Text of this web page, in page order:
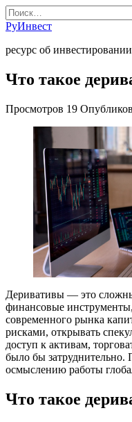
Перейти
к
содержанию
Search
for:
РуИнвест
ресурс об инвестировании
Что такое
Просмотров 19
Деривативы — это
финансовые
современного рынка
рисками, открывать
доступ к активам,
было бы
осмыслению работы
Что такое